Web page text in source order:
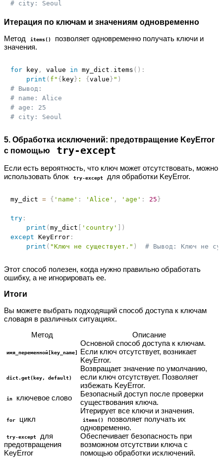
# city: Seoul
Итерация по ключам и значениям одновременно
Метод
items()
позволяет одновременно получать ключи и
значения.
for key, value in my_dict . items ( ) :
print ( f" { key} : {value} " )
# Вывод:
# name: Alice
# age: 25
# city: Seoul
5. Обработка исключений: предотвращение KeyError
с помощью
try-except
Если есть вероятность, что ключ может отсутствовать, можно
использовать блок
try-except для обработки KeyError.
my_dict = { 'name' : 'Alice' , 'age' : 25 }
try:
print ( my_dict 'country'
)
except KeyError:
print ( "Ключ не существует." ) # Вывод: Ключ не
Этот способ полезен, когда нужно правильно обработать
ошибку, а не игнорировать ее.
Итоги
Вы можете выбрать подходящий способ доступа к ключам
словаря в различных ситуациях.
Метод
Описание
имя_переменной[key_name]
Основной способ доступа к ключам.
Если ключ отсутствует, возникает
KeyError.
dict.get(key, default)
Возвращает значение по умолчанию,
если ключ отсутствует. Позволяет
избежать KeyError.
in ключевое слово
Безопасный доступ после проверки
существования ключа.
for цикл
Итерирует все ключи и значения.
items()
позволяет получать их
одновременно.
try-except
для
предотвращения
KeyError
Обеспечивает безопасность при
возможном отсутствии ключа с
помощью обработки исключений.